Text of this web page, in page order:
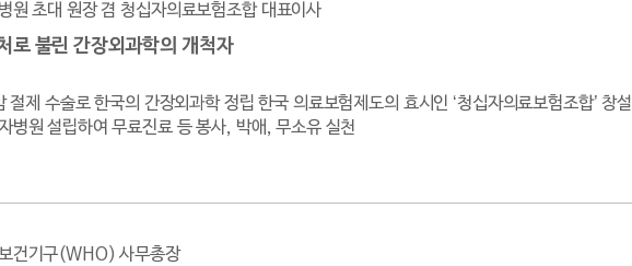
원 초대 원장 겸 청십자의료보험조합 대표이사
로 불린 간장외과학의 개척자
절제 수술로 한국의 간장외과학 정립 한국 의료보험제도의 효시인 ‘청십자의료보험조합’ 창설
병원 설립하여 무료진료 등 봉사, 박애, 무소유 실천
건기구(WHO) 사무총장